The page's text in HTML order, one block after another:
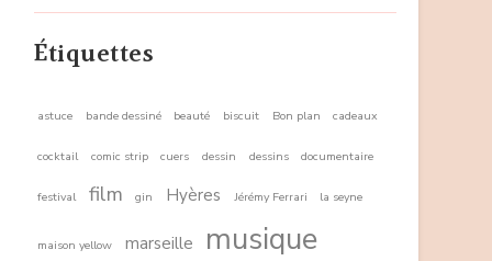
Étiquettes
astuce bande dessiné beauté biscuit Bon plan cadeaux
cocktail comic strip cuers dessin dessins documentaire
festival film gin Hyères Jérémy Ferrari la seyne
maison yellow marseille musique